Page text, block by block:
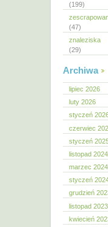
(199)
(47)
znaleziska
(29)
Archiwa
lipiec 2026
luty 2026
styczeń
czerwiec
styczeń
listopad 2024
marzec 2024
styczeń
grudzień
listopad 2023
kwiecień